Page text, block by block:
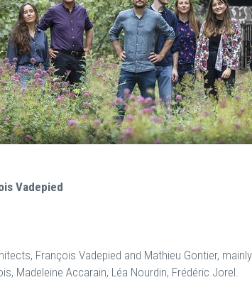
Vadepied
François Vadepied and Mathieu Gontier,
Madeleine Accarain, Léa Nourdin, Frédéric Jorel.